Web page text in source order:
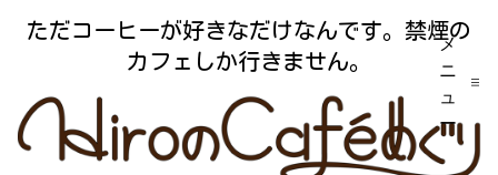
ン
ただコーヒーが好きなだけなんです。禁煙の
カフェしか行きません。
メ
ニ
ュ
ー